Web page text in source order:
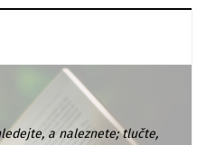
a naleznete; tlučte,